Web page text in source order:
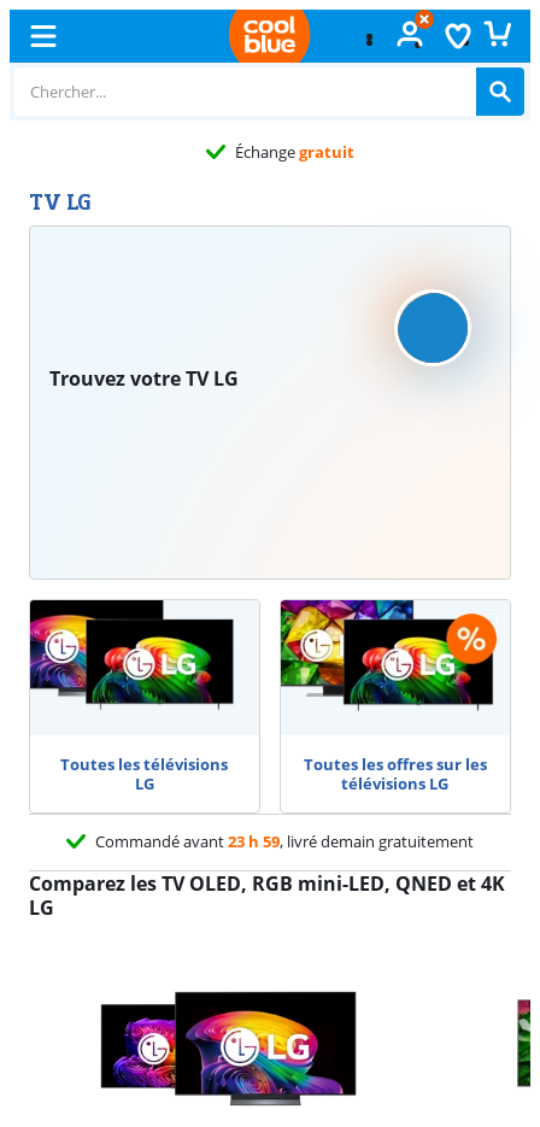
Échangegratuit
TV LG
Trouvez votre TV LG
Toutes les télévisions
LG
Toutes les offres sur les
télévisions LG
Commandé avant23 h 59, livré demain gratuitement
Comparez les TV OLED, RGB mini-LED, QNED et 4K
LG